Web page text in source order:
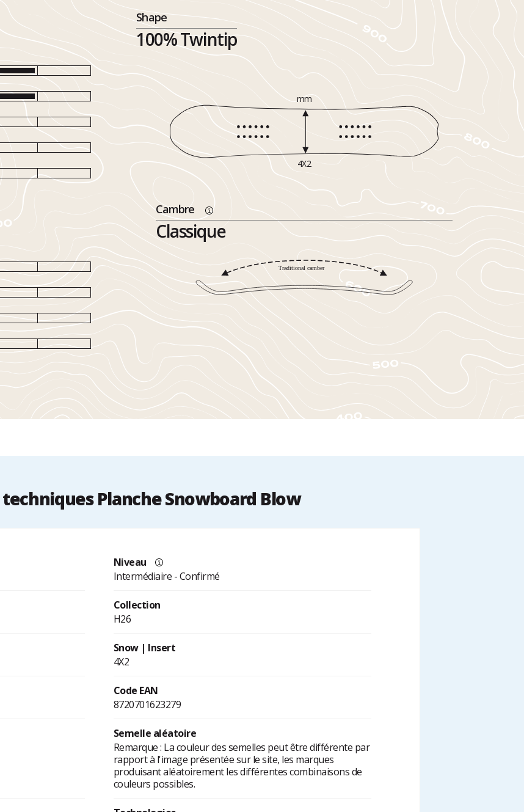
Shape
100% Twintip
mm
4X2
Cambre
Classique
Planche Snowboard Blow
Niveau
Intermédiaire - Confirmé
Collection
H26
Snow | Insert
4X2
Code EAN
8720701623279
Semelle aléatoire
Remarque : La couleur des semelles peut être différente par
rapport à l'image présentée sur le site, les marques
produisant aléatoirement les différentes combinaisons de
couleurs possibles.